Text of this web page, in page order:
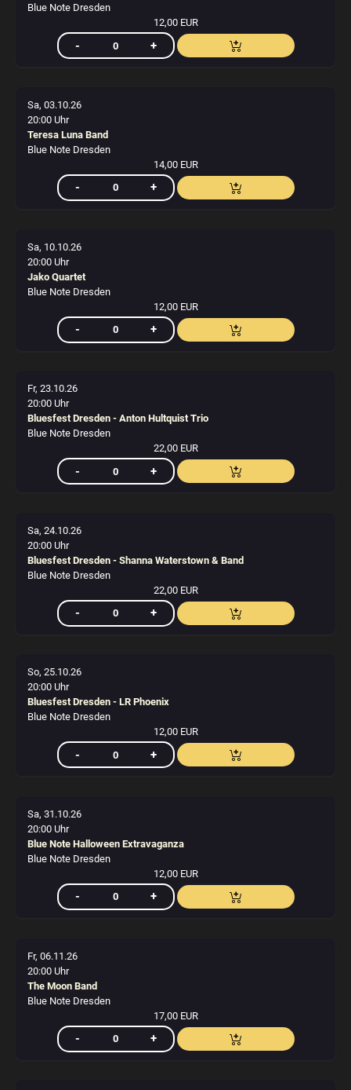
Blue Note Dresden
12,00 EUR
Sa, 03.10.26
20:00 Uhr
Teresa Luna Band
Blue Note Dresden
14,00 EUR
Sa, 10.10.26
20:00 Uhr
Jako Quartet
Blue Note Dresden
12,00 EUR
Fr, 23.10.26
20:00 Uhr
Bluesfest Dresden - Anton Hultquist Trio
Blue Note Dresden
22,00 EUR
Sa, 24.10.26
20:00 Uhr
Bluesfest Dresden - Shanna Waterstown & Band
Blue Note Dresden
22,00 EUR
So, 25.10.26
20:00 Uhr
Bluesfest Dresden - LR Phoenix
Blue Note Dresden
12,00 EUR
Sa, 31.10.26
20:00 Uhr
Blue Note Halloween Extravaganza
Blue Note Dresden
12,00 EUR
Fr, 06.11.26
20:00 Uhr
The Moon Band
Blue Note Dresden
17,00 EUR